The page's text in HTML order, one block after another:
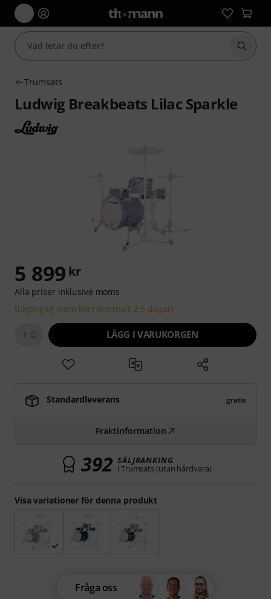
Börja
Trumsats
Ludwig Breakbeats Lilac Sparkle
Visa variationer för denna produkt
5 899 kr
Alla priser inklusive moms
tillgänglig inom kort (normalt 2-5 dagar)
1 LÄGG I VARUKORGEN
Standardleverans gratis
Fraktinformation
392 SÄLJRANKING
i Trumsats (utan hårdvara)
Fråga oss